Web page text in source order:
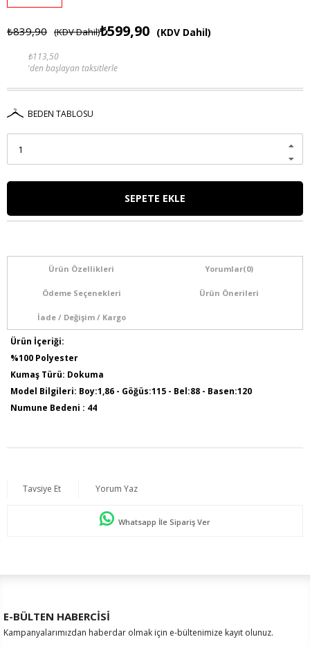
₺839,90 (KDV Dahil)₺599,90 (KDV Dahil)
₺113,50
'den başlayan taksitlerle
BEDEN TABLOSU
Ürün Özellikleri Yorumlar(0)
Ödeme Seçenekleri Ürün Önerileri
İade / Değişim / Kargo
Ürün İçeriği:
%100 Polyester
Kumaş Türü: Dokuma
Model Bilgileri: Boy:1,86 - Göğüs:115 - Bel:88 - Basen:120
Numune Bedeni : 44
Tavsiye Et Yorum Yaz
Whatsapp İle Sipariş Ver
E-BÜLTEN HABERCİSİ
Kampanyalarımızdan haberdar olmak için e-bültenimize kayıt olunuz.